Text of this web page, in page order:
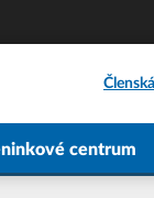
centrum